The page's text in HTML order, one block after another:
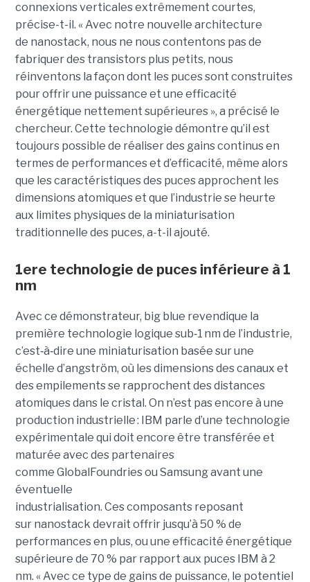
connexions verticales extrêmement courtes,
précise-t-il. « Avec notre nouvelle architecture
de nanostack, nous ne nous contentons pas de
fabriquer des transistors plus petits, nous
réinventons la façon dont les puces sont construites
pour offrir une puissance et une efficacité
énergétique nettement supérieures », a précisé le
chercheur. Cette technologie démontre qu’il est
toujours possible de réaliser des gains continus en
termes de performances et d’efficacité, même alors
que les caractéristiques des puces approchent les
dimensions atomiques et que l’industrie se heurte
aux limites physiques de la miniaturisation
traditionnelle des puces, a-t-il ajouté.
1ere technologie de puces inférieure à 1
nm
Avec ce démonstrateur, big blue revendique la
première technologie logique sub‑1 nm de l’industrie,
c’est‑à‑dire une miniaturisation basée sur une
échelle d’angström, où les dimensions des canaux et
des empilements se rapprochent des distances
atomiques dans le cristal. On n’est pas encore à une
production industrielle : IBM parle d’une technologie
expérimentale qui doit encore être transférée et
maturée avec des partenaires
comme GlobalFoundries ou Samsung avant une
éventuelle
industrialisation. Ces composants reposant
sur nanostack devrait offrir jusqu’à 50 % de
performances en plus, ou une efficacité énergétique
supérieure de 70 % par rapport aux puces IBM à 2
nm. « Avec ce type de gains de puissance, le potentiel